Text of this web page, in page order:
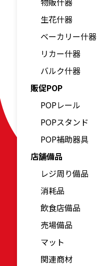
生花什器
ベーカリー什器
リカー什器
バルク什器
販促POP
POPレール
POPスタンド
POP補助器具
店舗備品
レジ周り備品
消耗品
飲食店備品
売場備品
マット
関連商材